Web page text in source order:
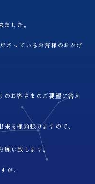
した。
さっているお客様のおかげ
のお客さまのご要望に答え
来る様頑張りますので、
願い致します。
が、